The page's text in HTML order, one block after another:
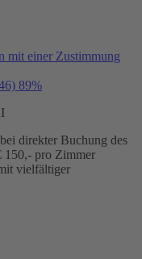
mit einer Zustimmung
89%
direkter Buchung des
150,- pro Zimmer
vielfältiger